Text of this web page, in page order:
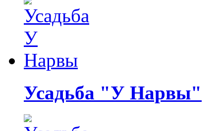
Усадьба "У Нарвы"